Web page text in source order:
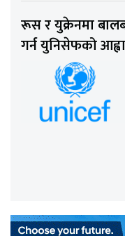
रूस र युक्रेनमा
गर्न युनिसेफको